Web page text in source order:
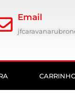
Email